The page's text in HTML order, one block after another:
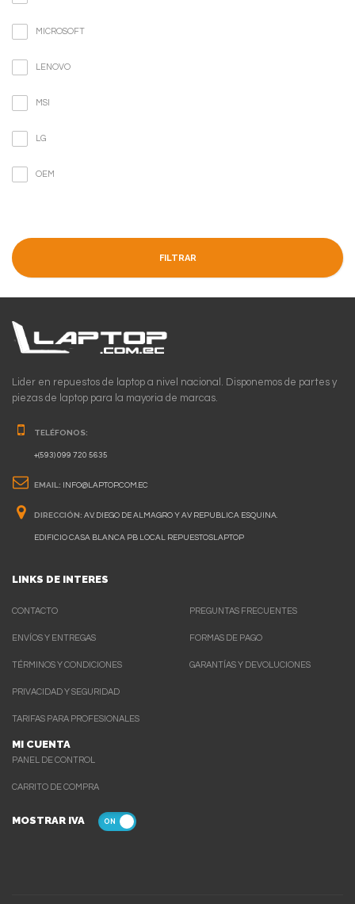
MICROSOFT
LENOVO
MSI
LG
OEM
FILTRAR
Lider en repuestos de laptop a nivel nacional. Disponemos de partes y
piezas de laptop para la mayoria de marcas.
TELÉFONOS:
+(593) 099 720 5635
EMAIL: INFO@LAPTOP.COM.EC
DIRECCIÓN: AV. DIEGO DE ALMAGRO Y AV REPUBLICA ESQUINA.
EDIFICIO CASA BLANCA PB LOCAL REPUESTOSLAPTOP
LINKS DE INTERES
CONTACTO
ENVÍOS Y ENTREGAS
TÉRMINOS Y CONDICIONES
PRIVACIDAD Y SEGURIDAD
TARIFAS PARA PROFESIONALES
MI CUENTA
PANEL DE CONTROL
CARRITO DE COMPRA
PREGUNTAS FRECUENTES
FORMAS DE PAGO
GARANTÍAS Y DEVOLUCIONES
MOSTRAR IVA